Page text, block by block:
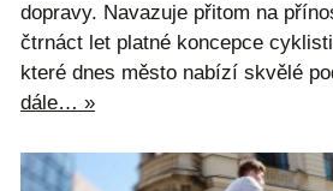
dopravy. Navazuje přitom na
čtrnáct let platné koncepce
které dnes město nabízí skvělé
dále… »